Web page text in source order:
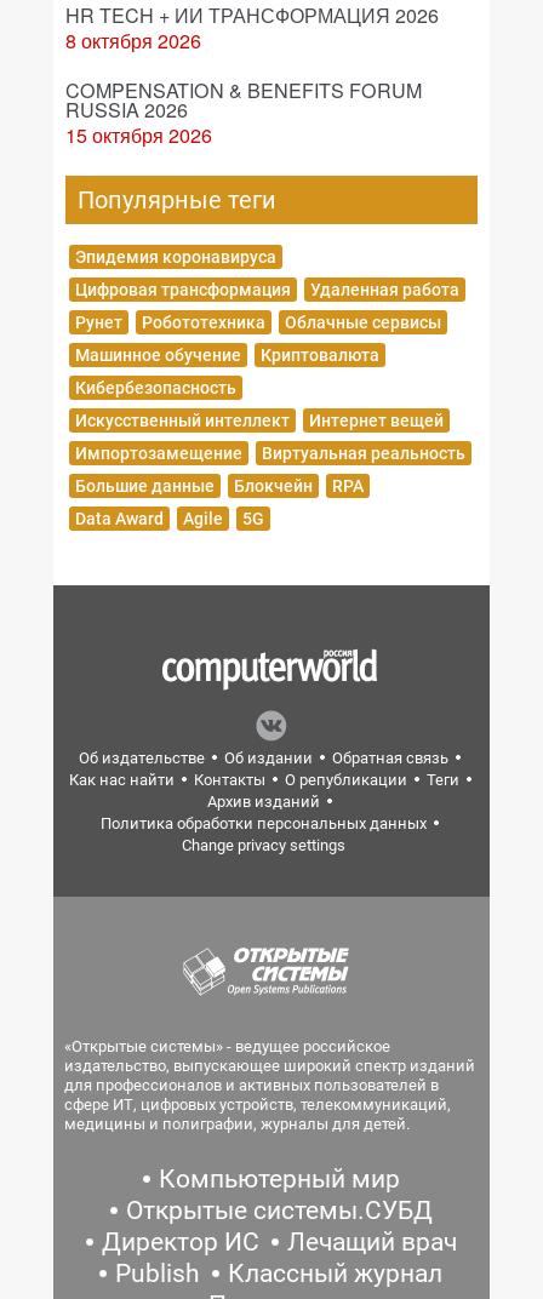
HR TECH + ИИ ТРАНСФОРМАЦИЯ 2026
8 октября 2026
COMPENSATION & BENEFITS FORUM
RUSSIA 2026
15 октября 2026
Популярные теги
Эпидемия коронавируса
Цифровая трансформация
Удаленная работа
Рунет
Робототехника
Облачные сервисы
Машинное обучение
Криптовалюта
Кибербезопасность
Искусственный интеллект
Интернет вещей
Импортозамещение
Виртуальная реальность
Большие данные
Блокчейн
RPA
Data Award
Agile 5G
Об издательстве Об издании
Обратная связь
Как нас найти
Контакты О републикации
Теги
Архив изданий
Политика обработки персональных данных
Change privacy settings
«Открытые системы» - ведущее российское
издательство, выпускающее широкий спектр изданий
для профессионалов и активных пользователей в
сфере ИТ, цифровых устройств, телекоммуникаций,
медицины и полиграфии, журналы для детей.
Компьютерный мир
Открытые системы.СУБД
Директор ИС
Лечащий врач
Publish
Классный журнал